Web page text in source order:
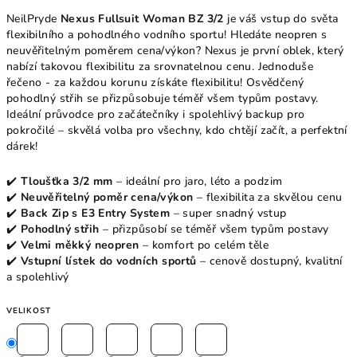
NeilPryde Nexus Fullsuit Woman BZ 3/2 je váš vstup do světa
flexibilního a pohodlného vodního sportu! Hledáte neopren s
neuvěřitelným poměrem cena/výkon? Nexus je první oblek, který
nabízí takovou flexibilitu za srovnatelnou cenu. Jednoduše
řečeno - za každou korunu získáte flexibilitu! Osvědčený
pohodlný střih se přizpůsobuje téměř všem typům postavy.
Ideální průvodce pro začátečníky i spolehlivý backup pro
pokročilé – skvělá volba pro všechny, kdo chtějí začít, a perfektní
dárek!
✔️ Tloušťka 3/2 mm – ideální pro jaro, léto a podzim
✔️ Neuvěřitelný poměr cena/výkon – flexibilita za skvělou cenu
✔️ Back Zip s E3 Entry System – super snadný vstup
✔️ Pohodlný střih – přizpůsobí se téměř všem typům postavy
✔️ Velmi měkký neopren – komfort po celém těle
✔️ Vstupní lístek do vodních sportů – cenově dostupný, kvalitní
a spolehlivý
VELIKOST